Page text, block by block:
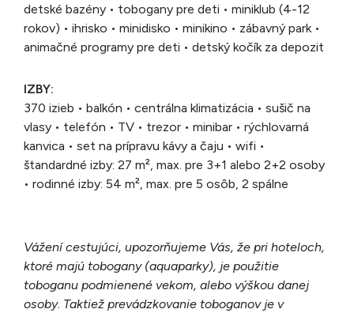
detské bazény • tobogany pre deti • miniklub (4-12
rokov) • ihrisko • minidisko • minikino • zábavný park •
animačné programy pre deti • detský kočík za depozit
IZBY:
370 izieb • balkón • centrálna klimatizácia • sušič na
vlasy • telefón • TV • trezor • minibar • rýchlovarná
kanvica • set na prípravu kávy a čaju • wifi •
štandardné izby: 27 m², max. pre 3+1 alebo 2+2 osoby
• rodinné izby: 54 m², max. pre 5 osôb, 2 spálne
Vážení cestujúci, upozorňujeme Vás, že pri hoteloch,
ktoré majú tobogany (aquaparky), je použitie
toboganu podmienené vekom, alebo výškou danej
osoby. Taktiež prevádzkovanie toboganov je v